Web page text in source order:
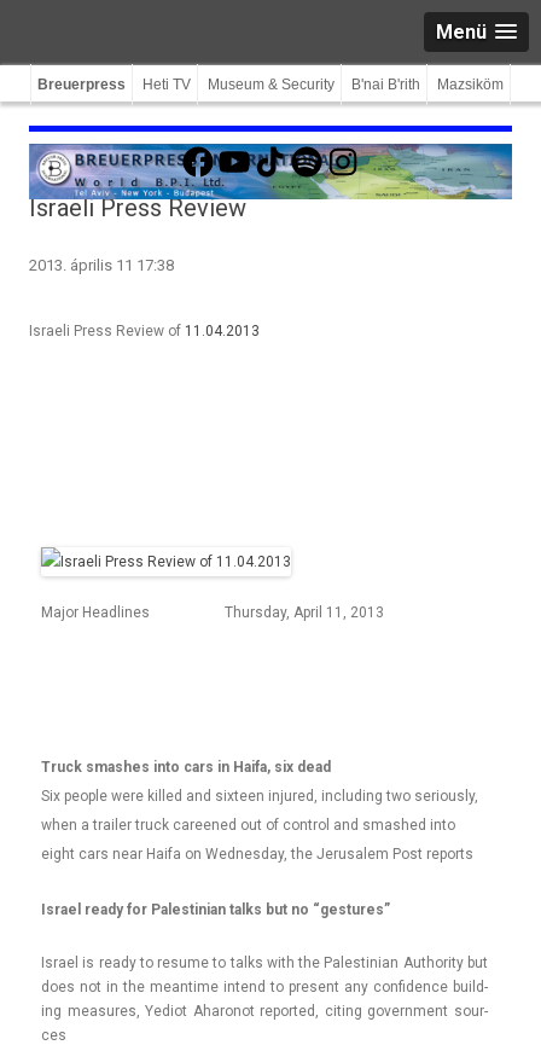
Menü
Breuerpress Heti TV Museum & Security B'nai B'rith Mazsiköm
Facebook
YouTube
TikTokSpotifyInstagram
Israeli Press Review
2013. április 11 17:38
Israeli Press Review of 11.04.2013
Major Headlines Thursday, April 11, 2013
Truck smashes into cars in Haifa, six dead
Six people were killed and sixteen injured, including two seriously,
when a trailer truck careened out of control and smashed into
eight cars near Haifa on Wednesday, the Jerusalem Post reports
Is­rael ready for Pales­tinian talks but no “ges­tures”
Is­rael is ready to re­sume to talks with the Pales­tinian Aut­hor­ity but
does not in the mean­time in­tend to pre­sent any con­fid­ence build­
ing measures, Yediot Aharonot re­por­ted, cit­ing govern­ment sour­
ces